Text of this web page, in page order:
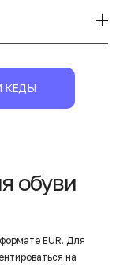
КЕДЫ
обуви
EUR. Для
на